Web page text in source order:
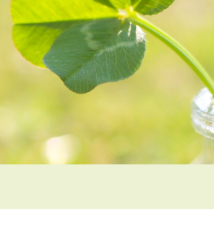
わら ＞
麦わら家 ＞
Q&A ＞